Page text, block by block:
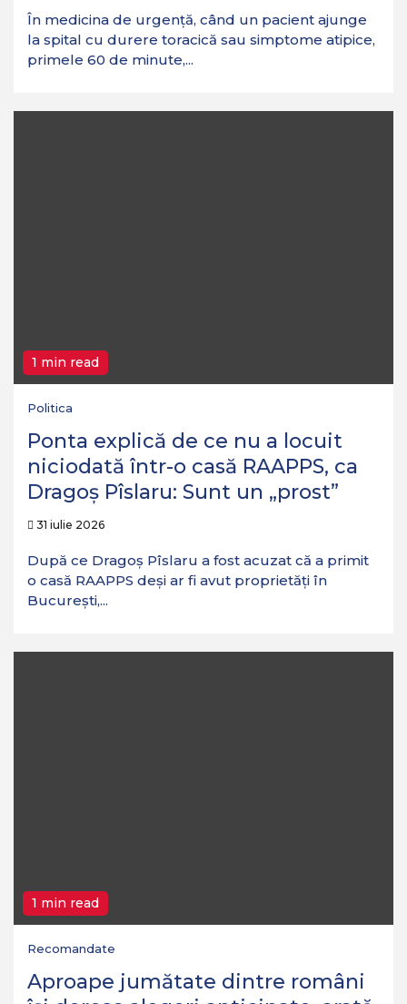
În medicina de urgență, când un pacient ajunge
la spital cu durere toracică sau simptome atipice,
primele 60 de minute,...
1 min read
Politica
Ponta explică de ce nu a locuit
niciodată într-o casă RAAPPS, ca
Dragoș Pîslaru: Sunt un „prost”
31 iulie 2026
După ce Dragoș Pîslaru a fost acuzat că a primit
o casă RAAPPS deși ar fi avut proprietăți în
București,...
1 min read
Recomandate
Aproape jumătate dintre români